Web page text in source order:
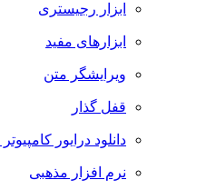
ابزار رجیستری
ابزارهای مفید
ویرایشگر متن
قفل گذار
دانلود درایور
نرم افزار مذهبی